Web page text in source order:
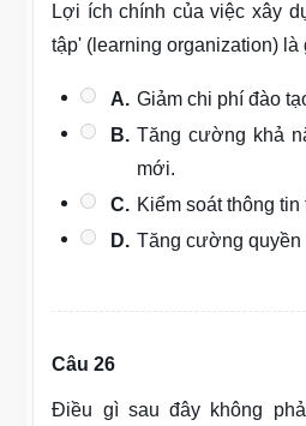
Lợi ích chính của việc xây
tập' (learning organization) là
A. Giảm chi phí đào
B. Tăng cường khả
mới.
C. Kiểm soát thông tin
D. Tăng cường quyền
Câu 26
Điều gì sau đây không